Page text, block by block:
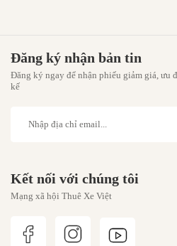
Đăng ký nhận bản tin
Đăng ký ngay để nhận phiếu giảm giá, ưu
kế
Kết nối với chúng tôi
Mạng xã hội Thuê Xe Việt